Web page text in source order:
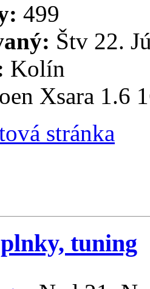
499
Štv 22.
Kolín
Xsara 1.6
stránka
tuning